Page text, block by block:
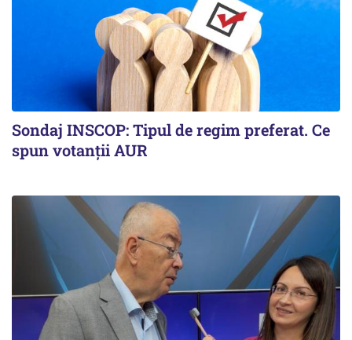
Sondaj INSCOP: Tipul de regim preferat. Ce
spun votanții AUR